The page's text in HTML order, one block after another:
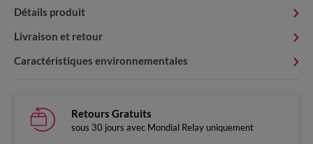
Détails produit
Livraison et retour
Caractéristiques environnementales
Retours Gratuits
sous 30 jours avec Mondial Relay uniquement